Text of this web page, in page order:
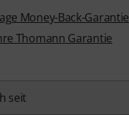
Money-Back-Garantie
Thomann Garantie
seit